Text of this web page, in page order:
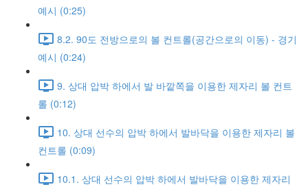
예시 (0:25)
8.2. 90도 전방으로의 볼 컨트롤(공간으로의 이동) - 경기
예시 (0:24)
9. 상대 압박 하에서 발 바깥쪽을 이용한 제자리 볼 컨트
롤 (0:12)
10. 상대 선수의 압박 하에서 발바닥을 이용한 제자리 볼
컨트롤 (0:09)
10.1. 상대 선수의 압박 하에서 발바닥을 이용한 제자리